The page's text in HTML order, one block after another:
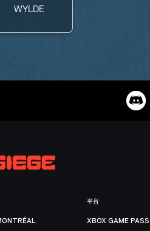
WYLDE
平台
XBOX GAME PASS